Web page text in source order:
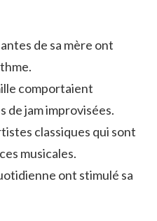
de sa mère ont
comportaient
de jam improvisées.
classiques qui sont
musicales.
ont stimulé sa